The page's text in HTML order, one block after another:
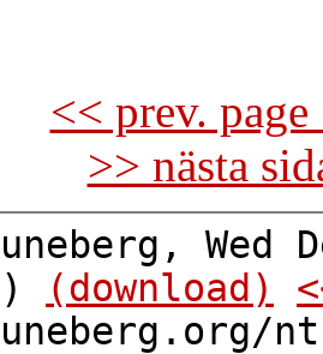
<< prev.
>> nästa
Wed
(download)